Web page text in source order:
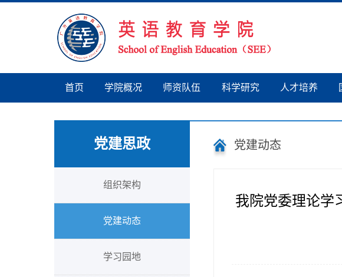
首页 学院概况 师资队伍 科学研究 人才培养
党建思政
组织架构
党建动态
学习园地
党建动态
我院党委理论学